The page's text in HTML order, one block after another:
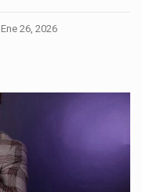
Ene 26, 2026